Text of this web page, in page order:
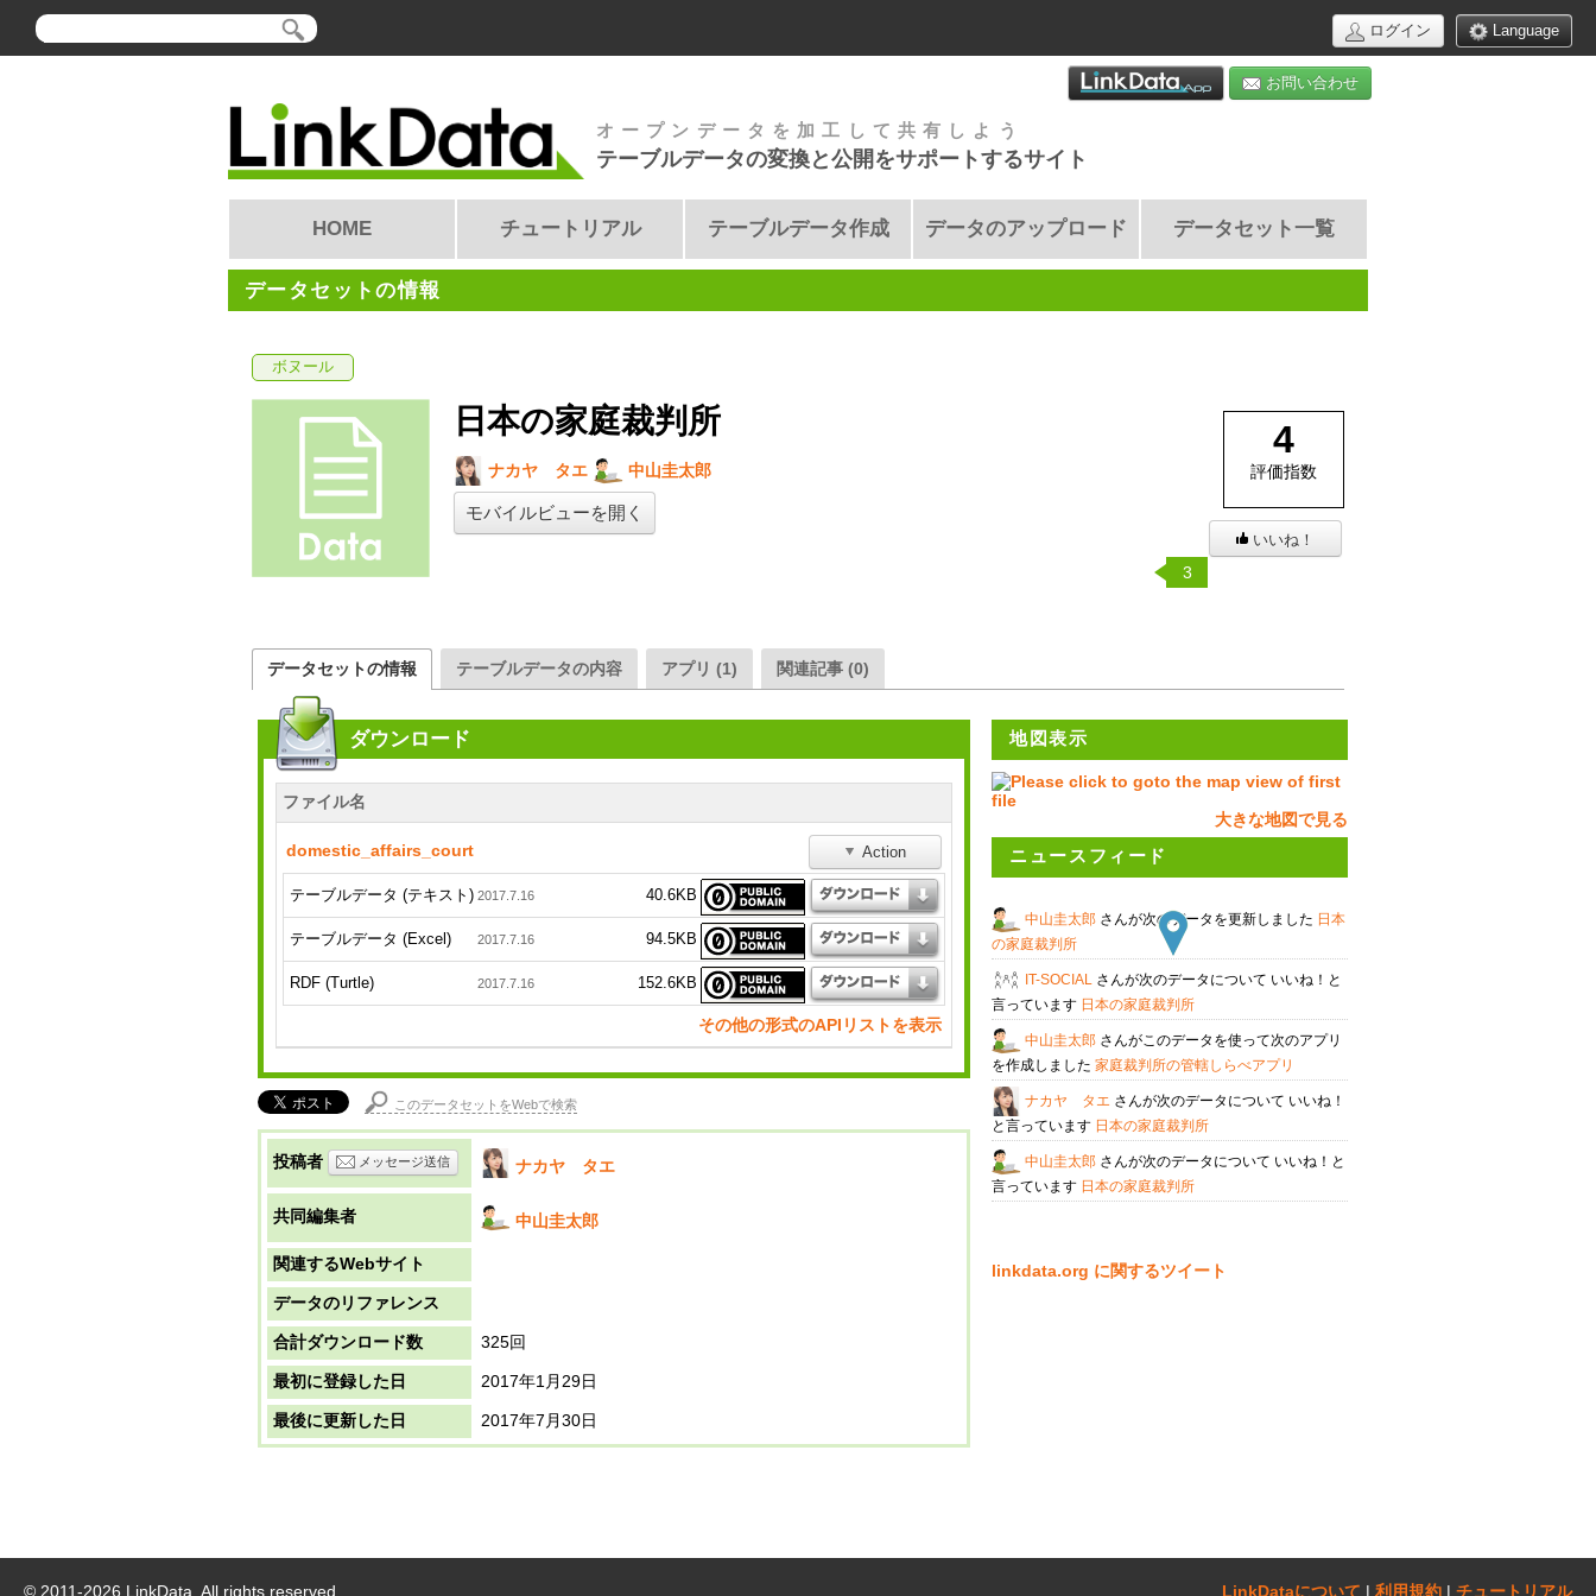
Language
ログイン
お問い合わせ
オープンデータを加工して共有しよう
テーブルデータの変換と公開をサポートするサイト
HOME チュートリアル テーブルデータ作成 データのアップロード データセット一覧
データセットの情報
ボヌール
日本の家庭裁判所
ナカヤ タエ 中山圭太郎
モバイルビューを開く
4
評価指数
いいね！
3
データセットの情報 テーブルデータの内容 アプリ (1) 関連記事 (0)
ダウンロード
ファイル名
domestic_affairs_court Action
テーブルデータ (テキスト) 2017.7.16 40.6KB
テーブルデータ (Excel) 2017.7.16 94.5KB
RDF (Turtle) 2017.7.16 152.6KB
その他の形式のAPIリストを表示
このデータセットをWebで検索
投稿者 メッセージ送信 ナカヤ タエ
共同編集者 中山圭太郎
関連するWebサイト
データのリファレンス
合計ダウンロード数 325回
最初に登録した日 2017年1月29日
最後に更新した日 2017年7月30日
地図表示
大きな地図で見る
ニュースフィード
中山圭太郎 さんが次のデータを更新しました 日本
の家庭裁判所
IT-SOCIAL さんが次のデータについて いいね！と
言っています 日本の家庭裁判所
中山圭太郎 さんがこのデータを使って次のアプリ
を作成しました 家庭裁判所の管轄しらべアプリ
ナカヤ タエ さんが次のデータについて いいね！
と言っています 日本の家庭裁判所
中山圭太郎 さんが次のデータについて いいね！と
言っています 日本の家庭裁判所
linkdata.org に関するツイート
© 2011-2026 LinkData, All rights reserved. LinkDataについて‎ | 利用規約 | チュートリアル